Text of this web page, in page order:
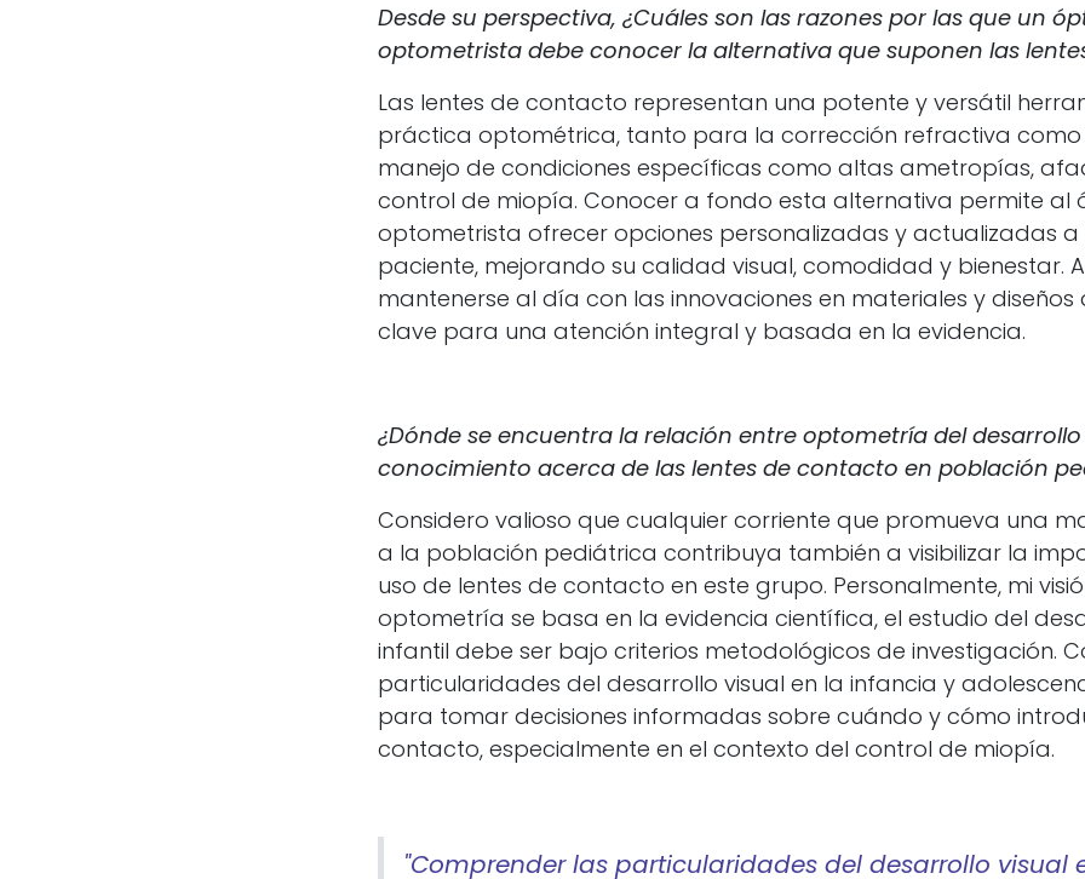
Desde su perspectiva, ¿Cuáles son las razones por las que un
optometrista debe conocer la alternativa que suponen las
Las lentes de contacto representan una potente y versátil
práctica optométrica, tanto para la corrección refractiva
manejo de condiciones específicas como altas ametropías,
control de miopía. Conocer a fondo esta alternativa permite al
optometrista ofrecer opciones personalizadas y actualizadas
paciente, mejorando su calidad visual, comodidad y bienestar.
mantenerse al día con las innovaciones en materiales y diseños
clave para una atención integral y basada en la evidencia.
¿Dónde se encuentra la relación entre optometría del
conocimiento acerca de las lentes de contacto en población
Considero valioso que cualquier corriente que promueva una
a la población pediátrica contribuya también a visibilizar la
uso de lentes de contacto en este grupo. Personalmente, mi
optometría se basa en la evidencia científica, el estudio del
infantil debe ser bajo criterios metodológicos de investigación.
particularidades del desarrollo visual en la infancia y
para tomar decisiones informadas sobre cuándo y cómo
contacto, especialmente en el contexto del control de miopía.
"Comprender las particularidades del desarrollo visual